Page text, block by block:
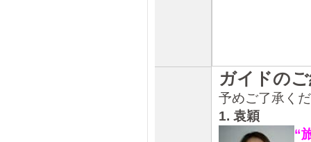
ガイドの
予めご了承く
1. 袁穎
“